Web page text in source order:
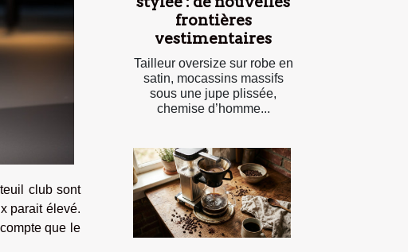
club sont
parait élevé.
que le
frontières
vestimentaires
Tailleur oversize sur robe en
satin, mocassins massifs
sous une jupe plissée,
chemise d’homme...